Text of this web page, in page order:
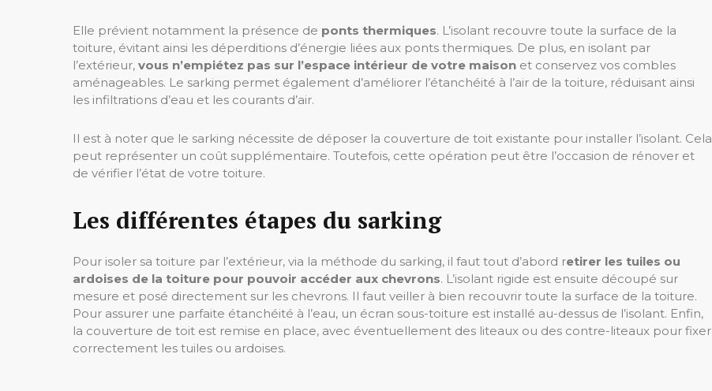
Elle prévient notamment la présence de ponts thermiques. L’isolant recouvre toute la surface de la
toiture, évitant ainsi les déperditions d’énergie liées aux ponts thermiques. De plus, en isolant par
l’extérieur, vous n’empiétez pas sur l’espace intérieur de votre maison et conservez vos combles
aménageables. Le sarking permet également d’améliorer l’étanchéité à l’air de la toiture, réduisant ainsi
les infiltrations d’eau et les courants d’air.
Il est à noter que le sarking nécessite de déposer la couverture de toit existante pour installer l’isolant. Cela
peut représenter un coût supplémentaire. Toutefois, cette opération peut être l’occasion de rénover et
de vérifier l’état de votre toiture.
Les différentes étapes du sarking
Pour isoler sa toiture par l’extérieur, via la méthode du sarking, il faut tout d’abord retirer les tuiles ou
ardoises de la toiture pour pouvoir accéder aux chevrons. L’isolant rigide est ensuite découpé sur
mesure et posé directement sur les chevrons. Il faut veiller à bien recouvrir toute la surface de la toiture.
Pour assurer une parfaite étanchéité à l’eau, un écran sous-toiture est installé au-dessus de l’isolant. Enfin,
la couverture de toit est remise en place, avec éventuellement des liteaux ou des contre-liteaux pour fixer
correctement les tuiles ou ardoises.